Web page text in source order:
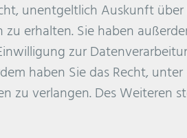
unentgeltlich Auskunft
erhalten. Sie haben
zur
haben Sie das Recht,
zu verlangen. Des Weiteren